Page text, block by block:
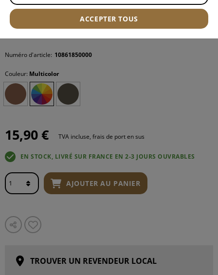
Numéro d'article: 10861850000
Couleur: Multicolor
15,90 € TVA incluse, frais de port en sus
EN STOCK, LIVRÉ SUR FRANCE EN 2-3 JOURS OUVRABLES
AJOUTER AU PANIER
TROUVER UN REVENDEUR LOCAL
ACCEPTER TOUS